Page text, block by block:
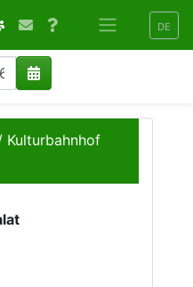
DE
Kulturbahnhof